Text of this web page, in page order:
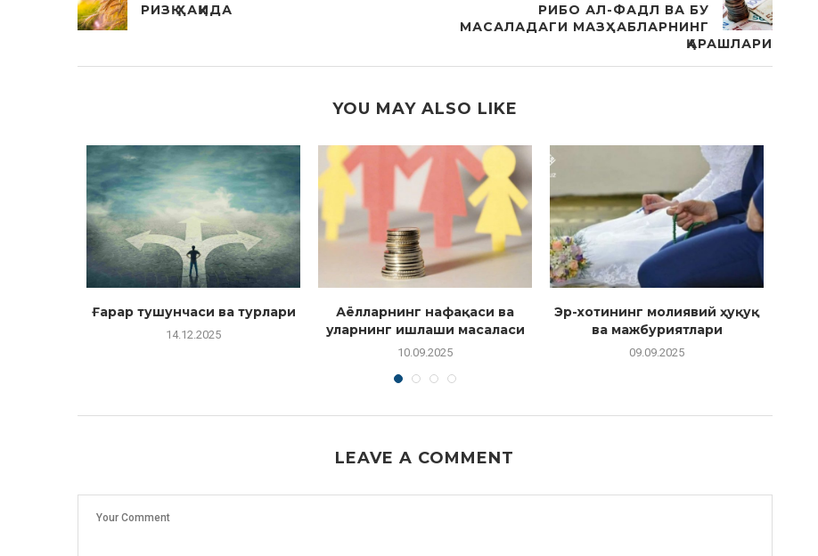
РИЗҚ ҲАҚИДА
РИБО АЛ-ФАДЛ ВА БУ
МАСАЛАДАГИ МАЗҲАБЛАРНИНГ
ҚАРАШЛАРИ
YOU MAY ALSO LIKE
Ғарар тушунчаси ва турлари
14.12.2025
Аёлларнинг нафақаси ва
уларнинг ишлаши масаласи
10.09.2025
Эр-хотининг молиявий ҳуқуқ
ва мажбуриятлари
09.09.2025
LEAVE A COMMENT